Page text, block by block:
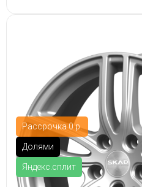
Рассрочка 0 р.
Долями
Яндекс.сплит